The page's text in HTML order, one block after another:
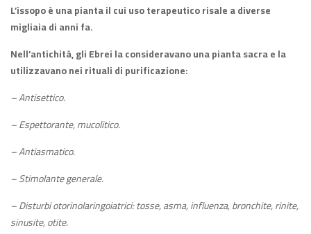
L’issopo è una pianta il cui uso terapeutico risale a diverse
migliaia di anni fa.
Nell’antichità, gli Ebrei la consideravano una pianta sacra e la
utilizzavano nei rituali di purificazione:
– Antisettico.
– Espettorante, mucolitico.
– Antiasmatico.
– Stimolante generale.
– Disturbi otorinolaringoiatrici: tosse, asma, influenza, bronchite, rinite,
sinusite, otite.